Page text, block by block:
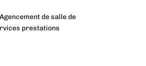
de salle de
prestations